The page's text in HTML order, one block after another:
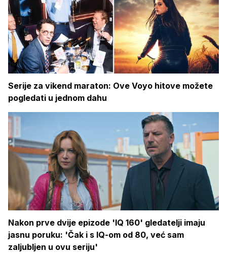
Serije za vikend maraton: Ove Voyo hitove možete
pogledati u jednom dahu
Nakon prve dvije epizode 'IQ 160' gledatelji imaju
jasnu poruku: 'Čak i s IQ-om od 80, već sam
zaljubljen u ovu seriju'